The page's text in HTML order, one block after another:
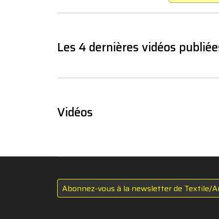
Les 4 dernières vidéos
Vidéos
Abonnez-vous à la newsletter de Textile/